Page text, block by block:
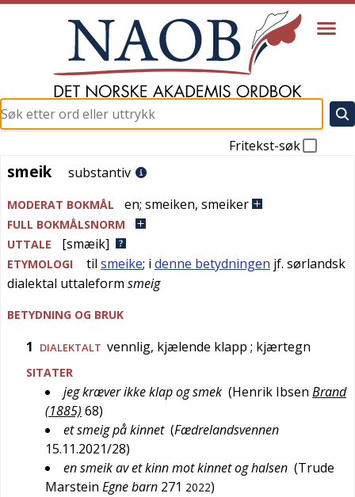
Fritekst-søk
smeik
smeik substantiv
MODERAT BOKMÅL en; smeiken, smeiker
FULL BOKMÅLSNORM
UTTALE
[smæik]
ETYMOLOGI til smeike; i denne betydningen jf. sørlandsk
dialektal uttaleform smeig
BETYDNING OG BRUK
1 DIALEKTALT vennlig, kjælende klapp ; kjærtegn
SITATER
jeg kræver ikke klap og smek (Henrik Ibsen Brand
(1885) 68)
et smeig på kinnet (Fædrelandsvennen
15.11.2021/28)
en smeik av et kinn mot kinnet og halsen (Trude
Marstein Egne barn 271 2022)